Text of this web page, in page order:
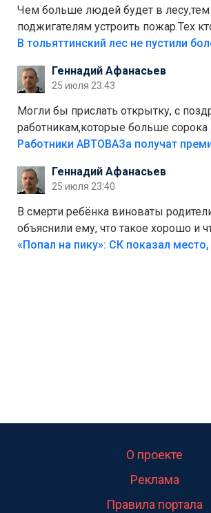
Чем больше людей будет в лесу,тем
поджигателям устроить пожар.Тех
костры,тех надо безбожно
Штрафы мизерные.
Геннадий Афанасьев
25 июля 23:43
Могли бы прислать открытку, с
работникам,которые больше сорока
на предприятии.
Работники АВТОВАЗа получат
Геннадий Афанасьев
25 июля 23:40
В смерти ребёнка виноваты
объяснили ему, что такое хорошо и
Лезть через такой забор,верх
О проекте
Реклама
Правила портала